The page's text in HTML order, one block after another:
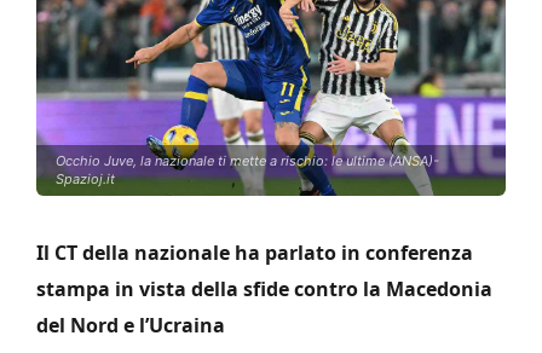
Occhio Juve, la nazionale ti mette a rischio: le ultime (ANSA)-
Spazioj.it
Il CT della nazionale ha parlato in conferenza
stampa in vista della sfide contro la Macedonia
del Nord e l’Ucraina